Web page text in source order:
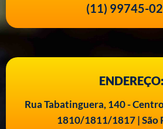
(11) 99745-
ENDEREÇO:
Rua Tabatinguera, 140 -
1810/1811/1817 | São